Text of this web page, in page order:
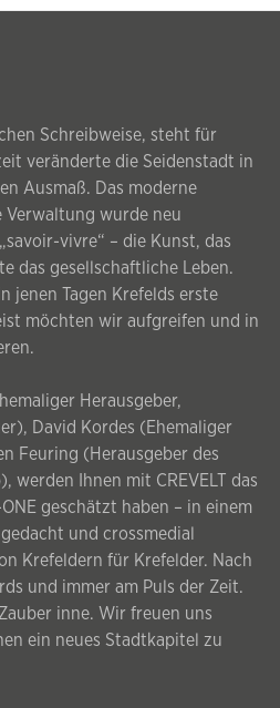
Schreibweise, steht für
veränderte die Seidenstadt in
Ausmaß. Das moderne
wurde neu
vivre“ – die Kunst, das
das gesellschaftliche Leben.
jenen Tagen Krefelds erste
möchten wir aufgreifen und in
Herausgeber,
David Kordes (Ehemaliger
Feuring (Herausgeber des
werden Ihnen mit CREVELT das
geschätzt haben – in einem
und crossmedial
Krefeldern für Krefelder. Nach
und immer am Puls der Zeit.
inne. Wir freuen uns
ein neues Stadtkapitel zu